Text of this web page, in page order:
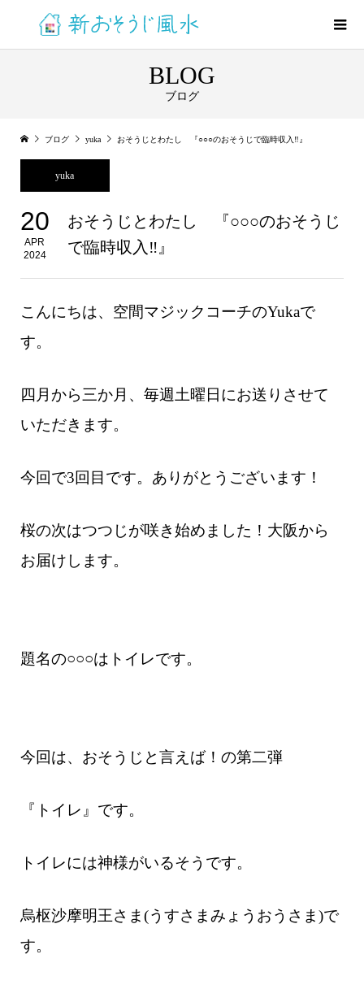
BLOG
ブログ
ブログ yuka おそうじとわたし 『○○○のおそうじで臨時収入‼』
yuka
20
APR
2024
おそうじとわたし 『○○○のおそうじ
で臨時収入‼』
こんにちは、空間マジックコーチのYukaで
す。
四月から三か月、毎週土曜日にお送りさせて
いただきます。
今回で3回目です。ありがとうございます！
桜の次はつつじが咲き始めました！大阪から
お届けします。
題名の○○○はトイレです。
今回は、おそうじと言えば！の第二弾
『トイレ』です。
トイレには神様がいるそうです。
烏枢沙摩明王さま(うすさまみょうおうさま)で
す。